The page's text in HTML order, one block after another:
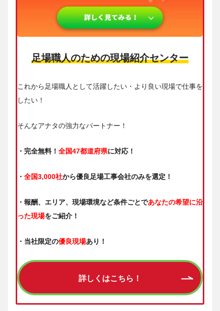
足場職人のための現場紹介センター
これから足場職人として活躍したい・より良い現場で仕事を
したい！
そんなアナタの強力なパートナー！
・完全無料！ 全国47都道府県に対応！
・ 全国3,000社から優良足場工事会社のみを選定！
・報酬、エリア、現場環境など条件ごとであなたの希望に沿
った現場をご紹介！
・当社限定の優良現場あり！
詳しくはこちら！